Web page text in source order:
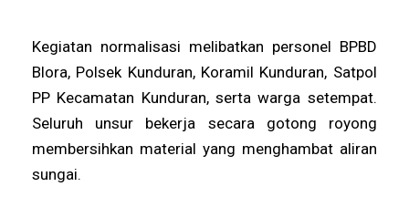
Kegiatan normalisasi melibatkan personel BPBD
Blora, Polsek Kunduran, Koramil Kunduran, Satpol
PP Kecamatan Kunduran, serta warga setempat.
Seluruh unsur bekerja secara gotong royong
membersihkan material yang menghambat aliran
sungai.